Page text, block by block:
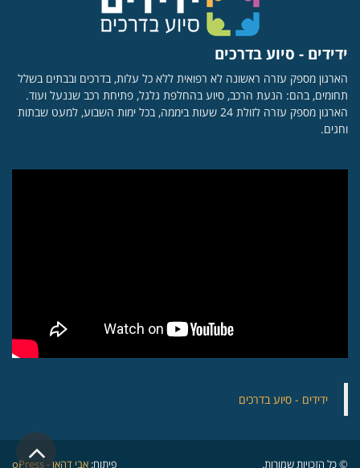
ידידים - סיוע בדרכים
הארגון מספק עזרה ראשונה לא רפואית ללא כל עלות, בדרכים ובבתים בשלל
תחומים, בהם: הנעת הרכב, סיוע בהחלפת גלגל, פתיחת רכב שננעל ועוד.
הארגון מספק עזרה לזולת 24 שעות ביממה, בכל ימות השבוע, למעט שבתות
וחגים.
‏ידידים - סיוע בדרכים
© כל הזכויות שמורות. פיתוח: אבי דהאן - oPressגלילה